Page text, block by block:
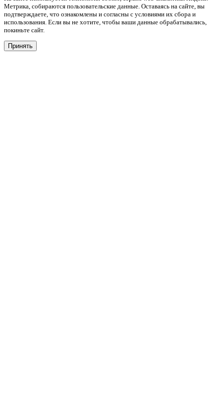
Метрика, собираются пользовательские данные. Оставаясь на сайте, вы
подтверждаете, что ознакомлены и согласны с условиями их сбора и
использования. Если вы не хотите, чтобы ваши данные обрабатывались,
покиньте сайт.
Принять